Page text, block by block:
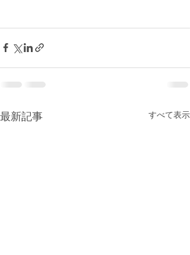
最新記事 すべて表示